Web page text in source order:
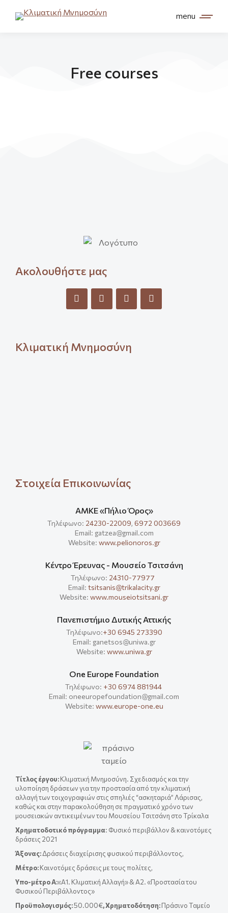
menu
Free courses
Ακολουθήστε μας
Κλιματική Μνημοσύνη
Στοιχεία Επικοινωνίας
ΑΜΚΕ «Πήλιο Όρος»
Τηλέφωνο: 24230-22009, 6972 003669
Email: gatzea@gmail.com
Website: www.pelionoros.gr
Κέντρο Έρευνας - Μουσείο Τσιτσάνη
Τηλέφωνο: 24310-77977
Email: tsitsanis@trikalacity.gr
Website: www.mouseiotsitsani.gr
Πανεπιστήμιο Δυτικής Αττικής
Τηλέφωνο:+30 6945 273390
Email: ganetsos@uniwa.gr
Website: www.uniwa.gr
One Europe Foundation
Τηλέφωνο: +30 6974 881944
Email: oneeuropefoundation@gmail.com
Website: www.europe-one.eu
Τίτλος έργου:Κλιματική Μνημοσύνη. Σχεδιασμός και την
υλοποίηση δράσεων για την προστασία από την κλιματική
αλλαγή των τοιχογραφιών στις σπηλιές “ασκηταριά” Λάρισας,
καθώς και στην παρακολούθηση σε πραγματικό χρόνο των
μουσειακών αντικειμένων του Μουσείου Τσιτσάνη στο Τρίκαλα
Χρηματοδοτικό πρόγραμμα: Φυσικό περιβάλλον & καινοτόμες
δράσεις 2021
Άξονας:Δράσεις διαχείρισης φυσικού περιβάλλοντος,
Μέτρο:Καινοτόμες δράσεις με τους πολίτες,
Yπο-μέτρο A:«Α1. Κλιματική Αλλαγή» & A2. «Προστασία του
Φυσικού Περιβάλλοντος»
Προϋπολογισμός:50.000€, Χρηματοδότηση:Πράσινο Ταμείο